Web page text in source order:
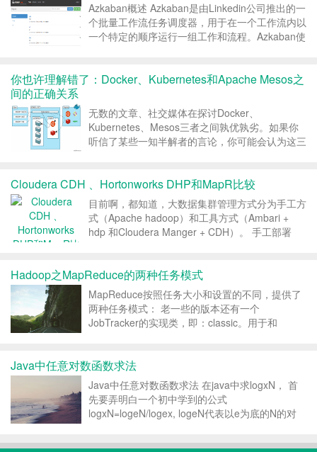
Azkaban概述 Azkaban是由Linkedin公司推出的一
个批量工作流任务调度器，用于在一个工作流内以
一个特定的顺序运行一组工作和流程。Azkaban使
流。 在介绍A...
你也许理解错了：Docker、Kubernetes和Apache Mesos之
间的正确关系
无数的文章、社交媒体在探讨Docker、
Kubernetes、Mesos三者之间孰优孰劣。如果你
听信了某些一知半解者的言论，你可能会认为这三
奉宗教的信仰，而且真正的信徒敢于大胆和异教徒
作斗争，...
Cloudera CDH 、Hortonworks DHP和MapR比较
目前啊，都知道，大数据集群管理方式分为手工方
式（Apache hadoop）和工具方式（Ambari +
hdp 和Cloudera Manger + CDH）。 手工部署
执行，细节太多，切当...
Hadoop之MapReduce的两种任务模式
MapReduce按照任务大小和设置的不同，提供了
两种任务模式： 老一些的版本还有一个
JobTracker的实现类，即：classic。用于和
实现） mapreduce...
Java中任意对数函数求法
Java中任意对数函数求法 在java中求logxN， 首
先要弄明白一个初中学到的公式
logxN=logeN/logex, logeN代表以e为底的N的对